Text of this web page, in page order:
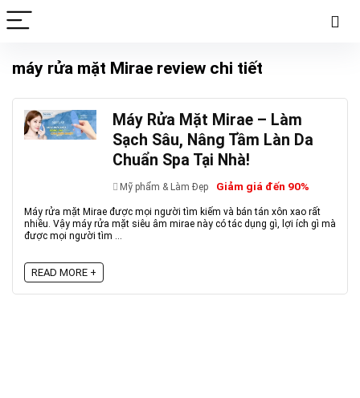
máy rửa mặt Mirae review chi tiết
Máy Rửa Mặt Mirae – Làm
Sạch Sâu, Nâng Tầm Làn Da
Chuẩn Spa Tại Nhà!
Mỹ phẩm & Làm Đẹp Giảm giá đến 90%
Máy rửa mặt Mirae được mọi người tìm kiếm và bán tán xôn xao rất
nhiều. Vậy máy rửa mặt siêu âm mirae này có tác dụng gì, lợi ích gì mà
được mọi người tìm ...
READ MORE +